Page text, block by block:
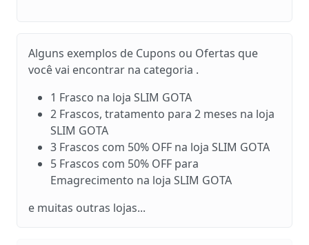
Alguns exemplos de Cupons ou Ofertas que
você vai encontrar na categoria .
1 Frasco na loja SLIM GOTA
2 Frascos, tratamento para 2 meses na loja
SLIM GOTA
3 Frascos com 50% OFF na loja SLIM GOTA
5 Frascos com 50% OFF para
Emagrecimento na loja SLIM GOTA
e muitas outras lojas...